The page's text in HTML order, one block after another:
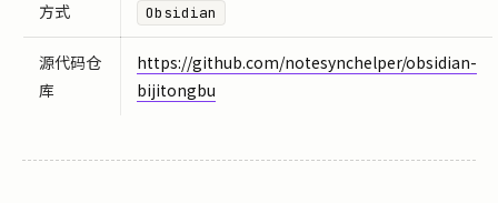
方式
Obsidian
源代码仓
库
https://github.com/notesynchelper/obsidian-
bijitongbu